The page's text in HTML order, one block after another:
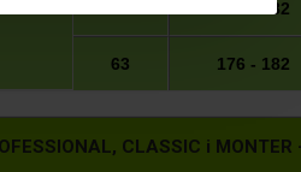
176 - 182
63 176 - 182
CLASSIC i